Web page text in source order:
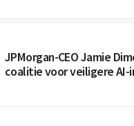
JPMorgan-CEO Jamie
coalitie voor veiligere